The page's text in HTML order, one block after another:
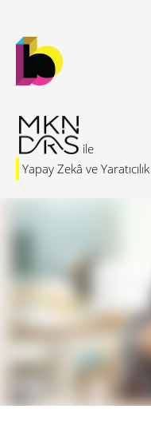
Yapay Zekâ ve Yaratıcılık